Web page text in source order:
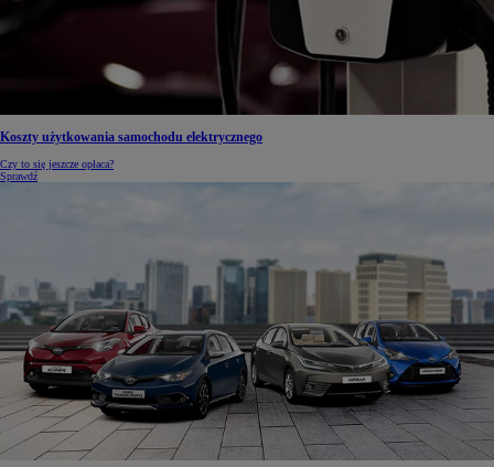
Koszty użytkowania samochodu elektrycznego
Czy to się jeszcze opłaca?
Sprawdź